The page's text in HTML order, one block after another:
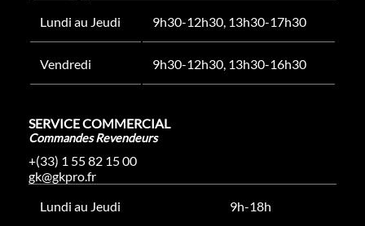
Lundi au Jeudi
9h30-12h30, 13h30-17h30
Vendredi 9h30-12h30, 13h30-16h30
SERVICE COMMERCIAL
Commandes Revendeurs
+(33) 1 55 82 15 00
gk@gkpro.fr
Lundi au Jeudi
9h-18h